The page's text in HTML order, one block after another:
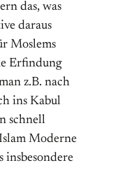
das, was
daraus
Moslems
Erfindung
z.B. nach
ins Kabul
schnell
Moderne
insbesondere